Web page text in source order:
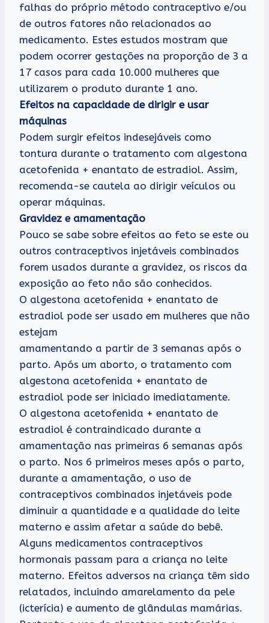
falhas do próprio método contraceptivo e/ou
de outros fatores não relacionados ao
medicamento. Estes estudos mostram que
podem ocorrer gestações na proporção de 3 a
17 casos para cada 10.000 mulheres que
utilizarem o produto durante 1 ano.
Efeitos na capacidade de dirigir e usar
máquinas
Podem surgir efeitos indesejáveis como
tontura durante o tratamento com algestona
acetofenida + enantato de estradiol. Assim,
recomenda-se cautela ao dirigir veículos ou
operar máquinas.
Gravidez e amamentação
Pouco se sabe sobre efeitos ao feto se este ou
outros contraceptivos injetáveis combinados
forem usados durante a gravidez, os riscos da
exposição ao feto não são conhecidos.
O algestona acetofenida + enantato de
estradiol pode ser usado em mulheres que não
estejam
amamentando a partir de 3 semanas após o
parto. Após um aborto, o tratamento com
algestona acetofenida + enantato de
estradiol pode ser iniciado imediatamente.
O algestona acetofenida + enantato de
estradiol é contraindicado durante a
amamentação nas primeiras 6 semanas após
o parto. Nos 6 primeiros meses após o parto,
durante a amamentação, o uso de
contraceptivos combinados injetáveis pode
diminuir a quantidade e a qualidade do leite
materno e assim afetar a saúde do bebê.
Alguns medicamentos contraceptivos
hormonais passam para a criança no leite
materno. Efeitos adversos na criança têm sido
relatados, incluindo amarelamento da pele
(icterícia) e aumento de glândulas mamárias.